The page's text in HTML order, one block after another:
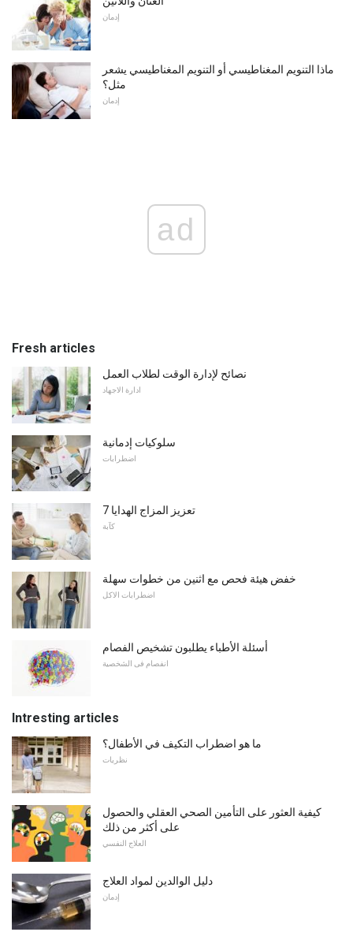
إدمان
ماذا التنويم المغناطيسي أو التنويم المغناطيسي يشعر
مثل؟
إدمان
ad
Fresh articles
نصائح لإدارة الوقت لطلاب العمل
ادارة الاجهاد
سلوكيات إدمانية
اضطرابات
7 تعزيز المزاج الهدايا
كآبة
خفض هيئة فحص مع اثنين من خطوات سهلة
اضطرابات الاكل
أسئلة الأطباء يطلبون تشخيص الفصام
انفصام فى الشخصية
Intresting articles
ما هو اضطراب التكيف في الأطفال؟
نظريات
كيفية العثور على التأمين الصحي العقلي والحصول
على أكثر من ذلك
العلاج النفسي
دليل الوالدين لمواد العلاج
إدمان